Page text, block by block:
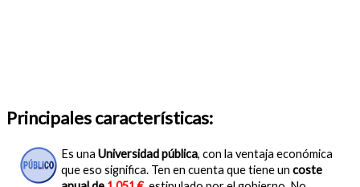
Principales características:
Es una Universidad pública, con la ventaja económica
que eso significa. Ten en cuenta que tiene un coste